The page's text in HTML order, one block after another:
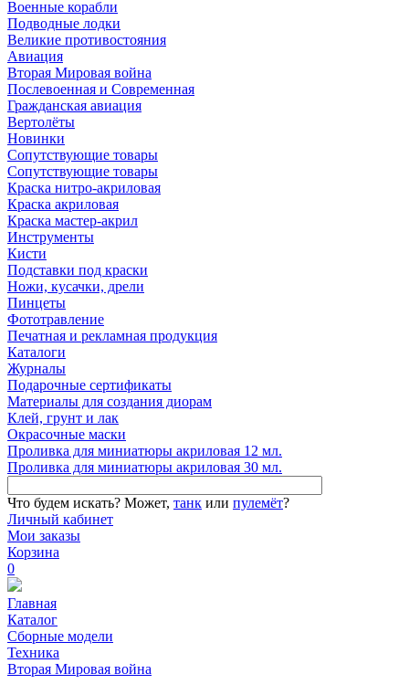
Военные корабли
Подводные лодки
Великие противостояния
Авиация
Вторая Мировая война
Послевоенная и Современная
Гражданская авиация
Вертолёты
Новинки
Сопутствующие товары
Сопутствующие товары
Краска нитро-акриловая
Краска акриловая
Краска мастер-акрил
Инструменты
Кисти
Подставки под краски
Ножи, кусачки, дрели
Пинцеты
Фототравление
Печатная и рекламная продукция
Каталоги
Журналы
Подарочные сертификаты
Материалы для создания диорам
Клей, грунт и лак
Окрасочные маски
Проливка для миниатюры акриловая 12 мл.
Проливка для миниатюры акриловая 30 мл.
Что будем искать? Может, танк или пулемёт?
Личный кабинет
Мои заказы
Корзина
0
Главная
Каталог
Сборные модели
Техника
Вторая Мировая война